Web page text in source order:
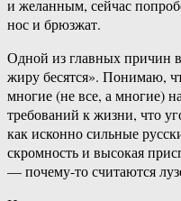
и желанным, сейчас
нос и брюзжат.
Одной из главных причин
жиру бесятся». Понимаю,
многие (не все, а многие)
требований к жизни, что
как исконно сильные
скромность и высокая
— почему-то считаются